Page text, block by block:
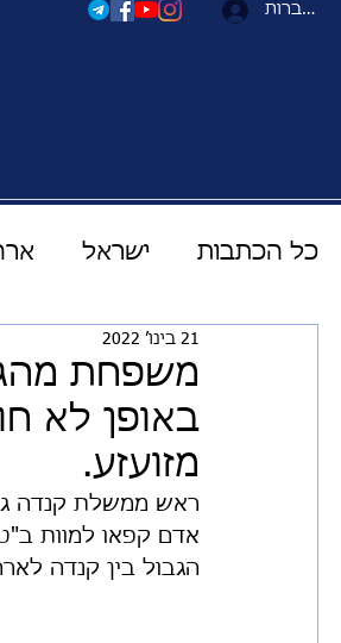
להתחברות
כל הכתבות ישראל
טכנולוגיה מדע ורפואה
עולם התקשורת
כלכלה LIVE סוד
משפחת
באופן לא
מזועזע.
21 בינו׳ 2022
אדם קפאו למוות
הגבול בין קנדה